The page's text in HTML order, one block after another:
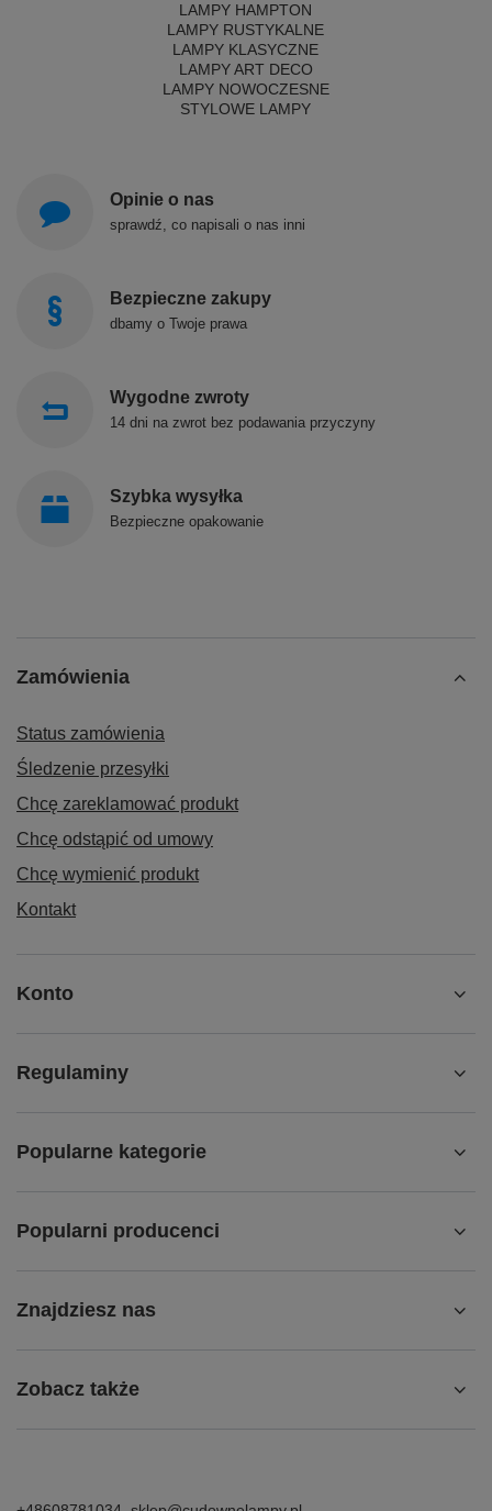
LAMPY HAMPTON
LAMPY RUSTYKALNE
LAMPY KLASYCZNE
LAMPY ART DECO
LAMPY NOWOCZESNE
STYLOWE LAMPY
Opinie o nas
sprawdź, co napisali o nas inni
Bezpieczne zakupy
dbamy o Twoje prawa
Wygodne zwroty
14 dni na zwrot bez podawania przyczyny
Szybka wysyłka
Bezpieczne opakowanie
Zamówienia
Status zamówienia
Śledzenie przesyłki
Chcę zareklamować produkt
Chcę odstąpić od umowy
Chcę wymienić produkt
Kontakt
Konto
Regulaminy
Popularne kategorie
Popularni producenci
Znajdziesz nas
Zobacz także